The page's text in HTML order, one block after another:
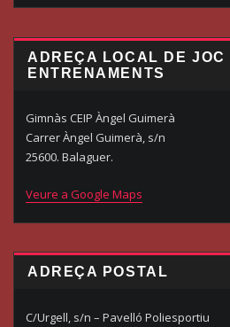
ADREÇA LOCAL DE JOC I
ENTRENAMENTS
Gimnàs CEIP Àngel Guimerà
Carrer Àngel Guimerà, s/n
25600. Balaguer.
Veure a Google Maps
ADREÇA POSTAL
C/Urgell, s/n – Pavelló Poliesportiu